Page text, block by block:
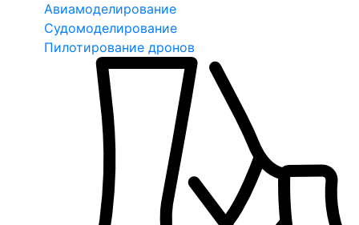
Авиамоделирование
Судомоделирование
Пилотирование дронов